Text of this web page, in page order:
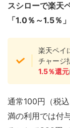
スシローで楽天
「1.0％～1.5％」
楽天ペイ
チャージ
1.5％還元
通常100円（税
満の利用では付